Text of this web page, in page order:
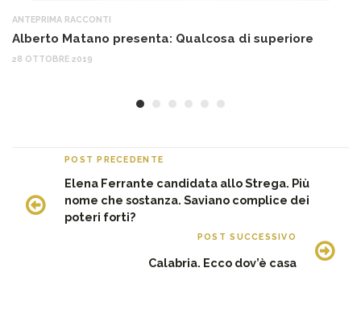
ANTEPRIMA RACCONTI
Alberto Matano presenta: Qualcosa di superiore
28 OTTOBRE 2019
POST PRECEDENTE
Elena Ferrante candidata allo Strega. Più
nome che sostanza. Saviano complice dei
poteri forti?
POST SUCCESSIVO
Calabria. Ecco dov’è casa